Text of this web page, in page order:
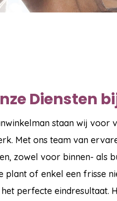
Diensten
staan wij voor
Met ons team van
zowel voor binnen- als
plant of enkel een frisse
perfecte eindresultaat.